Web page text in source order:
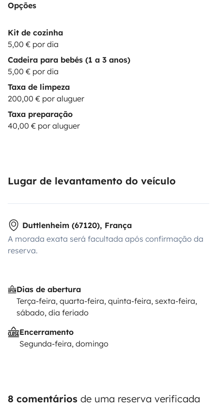
Opções
Kit de cozinha
5,00 € por dia
Cadeira para bebés (1 a 3 anos)
5,00 € por dia
Taxa de limpeza
200,00 € por aluguer
Taxa preparação
40,00 € por aluguer
Lugar de levantamento do veículo
Duttlenheim (67120), França
A morada exata será facultada após confirmação da
reserva.
Dias de abertura
Terça-feira, quarta-feira, quinta-feira, sexta-feira,
sábado, dia feriado
Encerramento
Segunda-feira, domingo
8 comentários de uma reserva verificada